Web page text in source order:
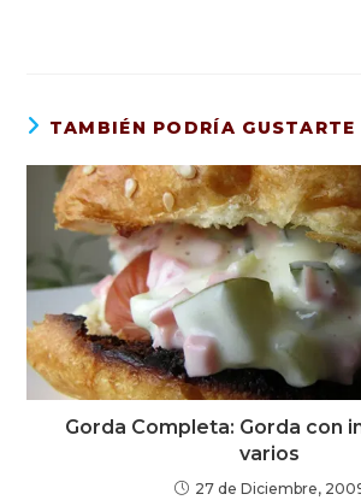
TAMBIÉN PODRÍA GUSTARTE
Gorda Completa: Gorda con
varios
27 de Diciembre,